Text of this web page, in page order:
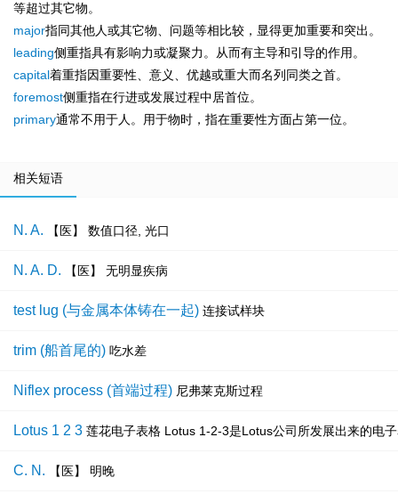
等超过其它物。
major指同其他人或其它物、问题等相比较，显得更加重要和突出。
leading侧重指具有影响力或凝聚力。从而有主导和引导的作用。
capital着重指因重要性、意义、优越或重大而名列同类之首。
foremost侧重指在行进或发展过程中居首位。
primary通常不用于人。用于物时，指在重要性方面占第一位。
相关短语
N. A. 【医】 数值口径, 光口
N. A. D. 【医】 无明显疾病
test lug (与金属本体铸在一起) 连接试样块
trim (船首尾的) 吃水差
Niflex process (首端过程) 尼弗莱克斯过程
Lotus 1 2 3 莲花电子表格 Lotus 1-2-3是Lotus公司所发展出来的电
C. N. 【医】 明晚